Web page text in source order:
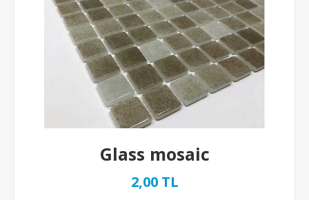
Glass mosaic
2,00 TL